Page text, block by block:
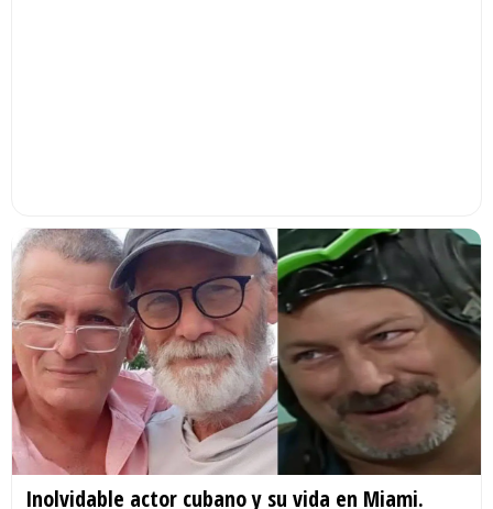
Inolvidable actor cubano y su vida en Miami.